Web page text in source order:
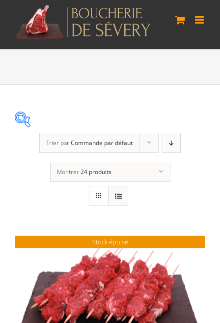
contenu
Poste standard(3)
Retrait à Sévery(3)
Lots(3)
Bon pour la santé(0)
Préparations viandes(3)
Trier parCommande par défaut
Montrer24 produits
Stock épuisé